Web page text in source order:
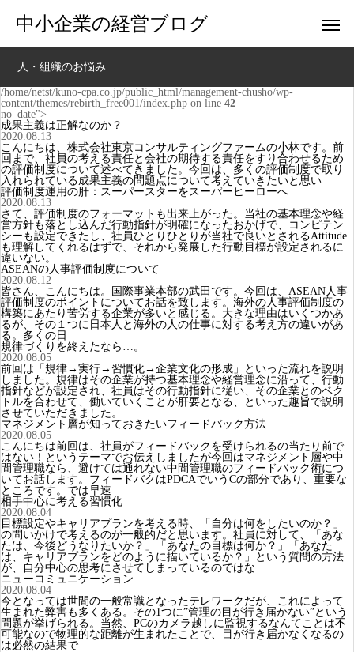
中小企業の経営ブログ
人・組織のお悩み
/home/netst/kuno-cpa.co.jp/public_html/management-chusho/wp-
content/themes/rebirth_free001/index.php on line 42
no_date">
成果主義は正解なのか？
2020.08.13
こんにちは、株式会社東京コンサルティングファームの小林です。前
回まで、社員の考える責任と会社の期待する責任をすり合わせるため
の評価制度について述べてきました。今回は、多くの評価制度で取り
入れられている成果主義の問題点について考えていきたいと思い
評価制度運用の肝：スーパースターをスーパーヒーローへ
2020.08.13
さて、評価制度のフォーマットも出来上がった。当社の基本理念や経
営方針も落とし込んだ行動指針が明確になったおかげで、コンピテン
シーも設定できたし、社員ひとりひとりが当社で良いとされるAttitude
も理解してくれるはずで、それから発展した行動目標が設定されるに
違いない。
ASEANの人事評価制度について
2020.08.12
皆さん、こんにちは。国際事業本部の武田です。今回は、ASEAN人事
評価制度のポイントについてお話を致します。海外の人事評価制度の
構築にあたり苦労する企業が多いと感じる。大きな理由はいくつかあ
るが、その１つに日本人と海外の人の仕事に対する考え方の違いがあ
る。多くの日
規律づくりを終えたなら…。
2020.08.05
前回は「規律→実行→習慣化→企業文化の形成」といった流れを説明
しました。規律はその企業が持つ基本理念や経営理念に沿って、行動
指針などが設定され、社員はその行動指針に従い、その企業とのベク
トルを合わせて、働いていくことが肝要となる、といった趣旨で説明
させていただきました。
マネジメント層が知っておきたいフィードバック方法
2020.08.05
こんにちは前回は、社員がフィードバックを受けられるの当たり前で
はない！というテーマでお伝えしましたが今回はマネジメント層や中
間管理職なら、避けては通れない中間管理職のフィードバック術につ
いてお話します。フィードバクはPDCAでいうCの部分であり、重要な
ところです。では早速
相手中心に考える習慣化
2020.08.04
目標設定やキャリアプランを考える時、「自分は何をしたいのか？」
の問いかけで考えるのが一般的だと思います。社員に対して、「あな
たは、今後どうなりたいか？」「あなたの目標は何か？」「あなた
は、キャリアプランをどのように描いているか？」という質問の方法
が、自分中心の思考にさせてしまっているのではな
ニューコミュニケーション
2020.08.04
今となっては世間の一般常識となったテレワークだが、これによって
生まれた弊害も多くある。その1つに”管理の目が行き届かない”という
問題が挙げられる。当然、PCのカメラ越しに監視するなんてことは不
可能なので物理的な距離が生まれたことで、目が行き届かなくなるの
は必然の結果で